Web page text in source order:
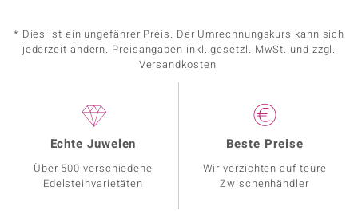
* Dies ist ein ungefährer Preis. Der Umrechnungskurs kann sich
jederzeit ändern. Preisangaben inkl. gesetzl. MwSt. und zzgl.
Versandkosten.
Echte Juwelen
Über 500 verschiedene
Edelsteinvarietäten
Beste Preise
Wir verzichten auf teure
Zwischenhändler